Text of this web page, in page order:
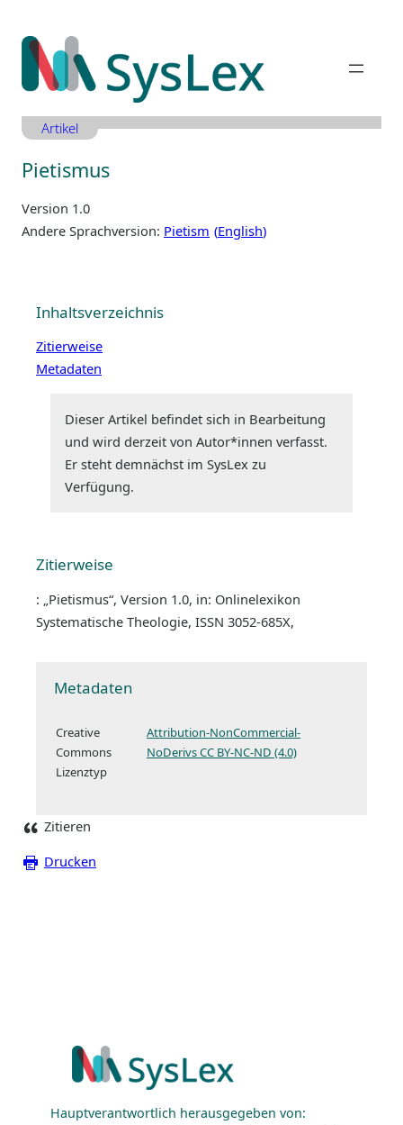
Inhalt
springen
Artikel
Pietismus
Version 1.0
Andere Sprachversion: Pietism English
Inhaltsverzeichnis
Zitierweise
Metadaten
Dieser Artikel befindet sich in Bearbeitung
und wird derzeit von Autor*innen verfasst.
Er steht demnächst im SysLex zu
Verfügung.
Zitierweise
: „Pietismus“, Version 1.0, in: Onlinelexikon
Systematische Theologie, ISSN 3052-685X,
Metadaten
Creative
Commons
Lizenztyp
Attribution-NonCommercial-
NoDerivs CC BY-NC-ND (4.0)
Zitieren
Drucken
Hauptverantwortlich herausgegeben von: